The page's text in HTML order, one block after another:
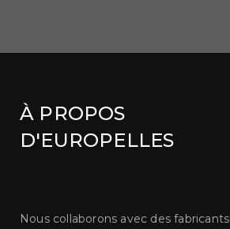
À PROPOS
D'EUROPELLES
Nous collaborons avec des fabricants